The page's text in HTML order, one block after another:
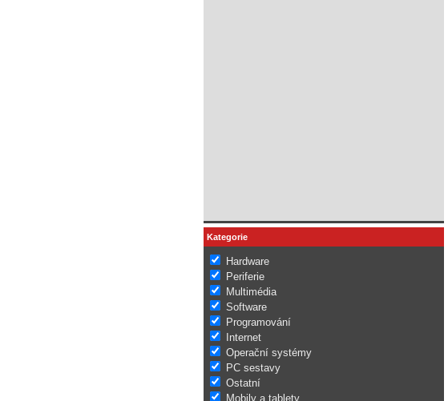
Kategorie
Hardware
Periferie
Multimédia
Software
Programování
Internet
Operační systémy
PC sestavy
Ostatní
Mobily a tablety